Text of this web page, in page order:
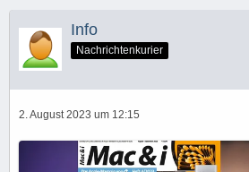
Info
Nachrichtenkurier
2. August 2023 um 12:15